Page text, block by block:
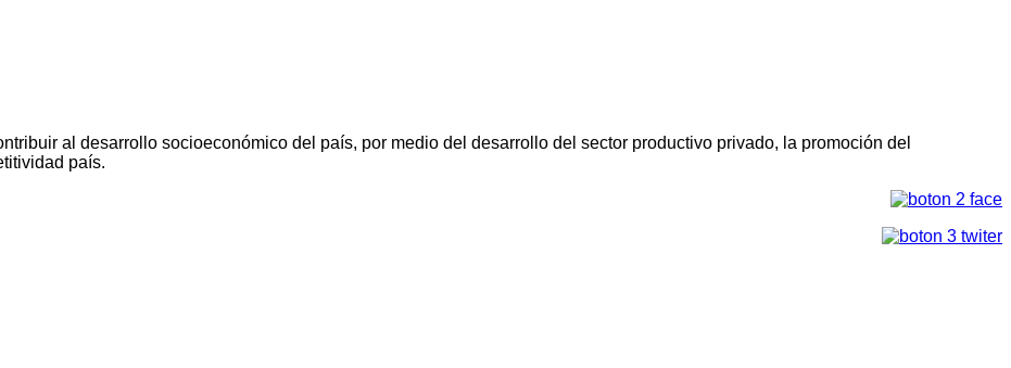
al desarrollo socioeconómico del país, por medio del desarrollo del sector productivo privado, la promoción del
país.